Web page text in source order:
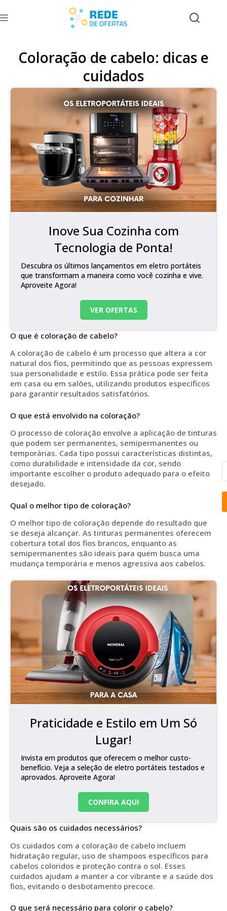
Coloração de cabelo: dicas e
cuidados
Inove Sua Cozinha com
Tecnologia de Ponta!
Descubra os últimos lançamentos em eletro portáteis
que transformam a maneira como você cozinha e vive.
Aproveite Agora!
VER OFERTAS
O que é coloração de cabelo?
A coloração de cabelo é um processo que altera a cor
natural dos fios, permitindo que as pessoas expressem
sua personalidade e estilo. Essa prática pode ser feita
em casa ou em salões, utilizando produtos específicos
para garantir resultados satisfatórios.
O que está envolvido na coloração?
O processo de coloração envolve a aplicação de tinturas
que podem ser permanentes, semipermanentes ou
temporárias. Cada tipo possui características distintas,
como durabilidade e intensidade da cor, sendo
importante escolher o produto adequado para o efeito
desejado.
Qual o melhor tipo de coloração?
O melhor tipo de coloração depende do resultado que
se deseja alcançar. As tinturas permanentes oferecem
cobertura total dos fios brancos, enquanto as
semipermanentes são ideais para quem busca uma
mudança temporária e menos agressiva aos cabelos.
Praticidade e Estilo em Um Só
Lugar!
Invista em produtos que oferecem o melhor custo-
benefício. Veja a seleção de eletro portáteis testados e
aprovados. Aproveite Agora!
CONFIRA AQUI
Quais são os cuidados necessários?
Os cuidados com a coloração de cabelo incluem
hidratação regular, uso de shampoos específicos para
cabelos coloridos e proteção contra o sol. Esses
cuidados ajudam a manter a cor vibrante e a saúde dos
fios, evitando o desbotamento precoce.
O que será necessário para colorir o cabelo?